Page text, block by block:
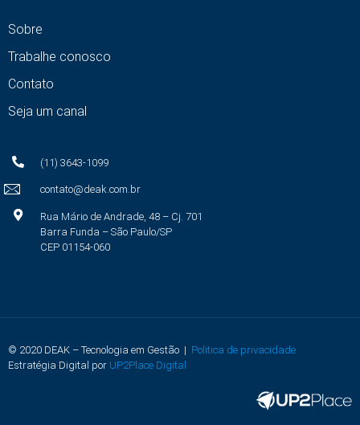
Sobre
Trabalhe conosco
Contato
Seja um canal
(11) 3643-1099
contato@deak.com.br
Rua Mário de Andrade, 48 – Cj. 701
Barra Funda – São Paulo/SP
CEP 01154-060
© 2020 DEAK – Tecnologia em Gestão | Politica de privacidade
Estratégia Digital por UP2Place Digital